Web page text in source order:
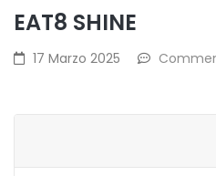
EAT8 SHINE
17 Marzo 2025